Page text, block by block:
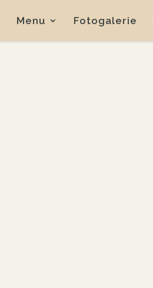
Menu Fotogalerie